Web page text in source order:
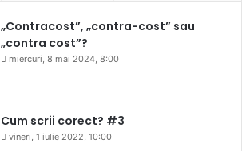
„Contracost”, „contra-cost” sau
„contra cost”?
miercuri, 8 mai 2024, 8:00
Cum scrii corect? #3
vineri, 1 iulie 2022, 10:00